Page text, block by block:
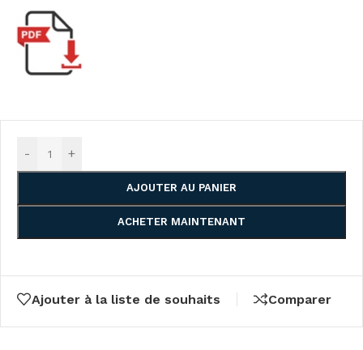
- +
AJOUTER AU PANIER
ACHETER MAINTENANT
Ajouter à la liste de souhaits Comparer